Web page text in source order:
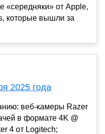
«середняки» от Apple,
которые вышли за
2025 года
веб-камеры Razer
в формате 4K @
4 от Logitech;